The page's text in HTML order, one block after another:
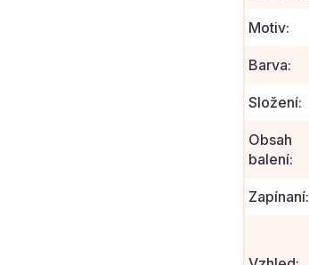
Motiv:
Barva:
Složení:
Obsah
balení:
Zapínaní: